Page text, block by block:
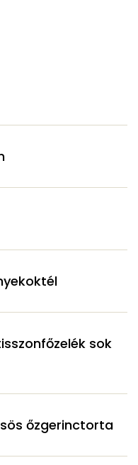
sok
őzgerinctorta